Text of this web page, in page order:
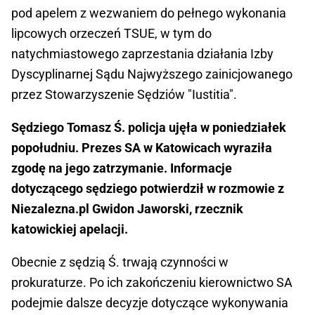
pod apelem z wezwaniem do pełnego wykonania
lipcowych orzeczeń TSUE, w tym do
natychmiastowego zaprzestania działania Izby
Dyscyplinarnej Sądu Najwyższego zainicjowanego
przez Stowarzyszenie Sędziów "Iustitia".
Sędziego Tomasz Ś. policja ujęła w poniedziałek
popołudniu. Prezes SA w Katowicach wyraziła
zgodę na jego zatrzymanie. Informacje
dotyczącego sędziego potwierdził w rozmowie z
Niezalezna.pl Gwidon Jaworski, rzecznik
katowickiej apelacji.
Obecnie z sędzią Ś. trwają czynności w
prokuraturze. Po ich zakończeniu kierownictwo SA
podejmie dalsze decyzje dotyczące wykonywania